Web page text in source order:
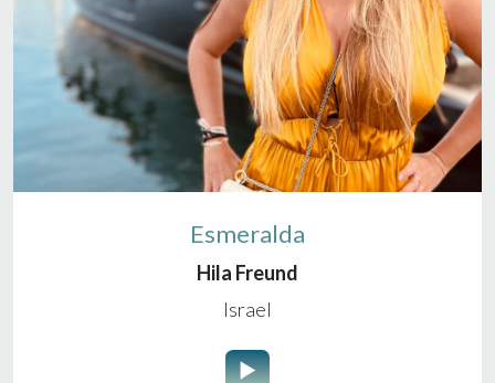
Esmeralda
Hila Freund
Israel